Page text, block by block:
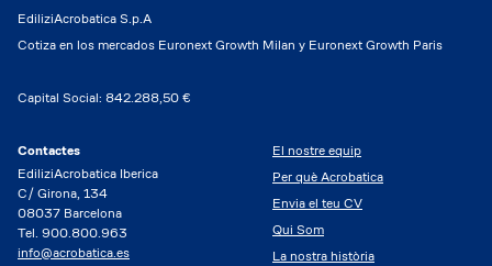
EdiliziAcrobatica S.p.A
Cotiza en los mercados Euronext Growth Milan y Euronext Growth Paris
Capital Social: 842.288,50 €
Contactes
EdiliziAcrobatica Iberica
C/ Girona, 134
08037 Barcelona
Tel. 900.800.963
info@acrobatica.es
El nostre equip
Per què Acrobatica
Envia el teu CV
Qui Som
La nostra història